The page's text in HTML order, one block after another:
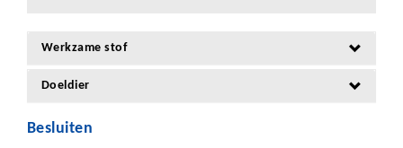
Werkzame stof
Doeldier
Besluiten